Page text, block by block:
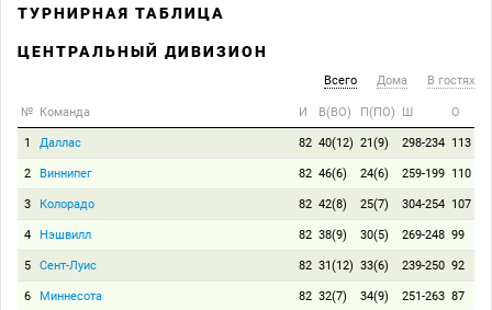
ТУРНИРНАЯ ТАБЛИЦА
ЦЕНТРАЛЬНЫЙ ДИВИЗИОН
Всего Дома В гостях
№ Команда И В(ВО) П(ПО) Ш О
1 Даллас 82 40(12) 21(9) 298-234 113
2 Виннипег 82 46(6) 24(6) 259-199 110
3 Колорадо 82 42(8) 25(7) 304-254 107
4 Нэшвилл 82 38(9) 30(5) 269-248 99
5 Сент-Луис 82 31(12) 33(6) 239-250 92
6 Миннесота 82 32(7) 34(9) 251-263 87